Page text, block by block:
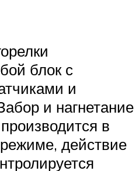
блок с
и
и нагнетание
в
действие